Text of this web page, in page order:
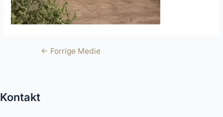
Indlægsnavigation
← Forrige Medie
Kontakt